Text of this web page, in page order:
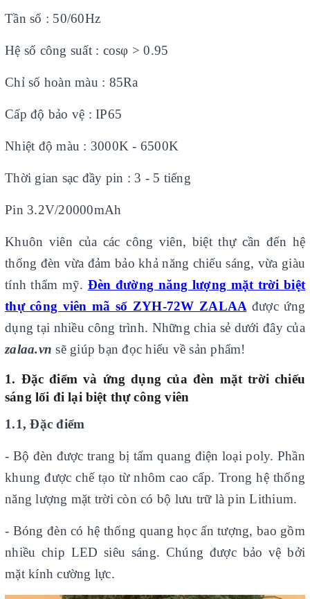
Tần số : 50/60Hz
Hệ số công suất : cosφ > 0.95
Chỉ số hoàn màu : 85Ra
Cấp độ bảo vệ : IP65
Nhiệt độ màu : 3000K - 6500K
Thời gian sạc đầy pin : 3 - 5 tiếng
Pin 3.2V/20000mAh
Khuôn viên của các công viên, biệt thự cần đến hệ
thống đèn vừa đảm bảo khả năng chiếu sáng, vừa giàu
tính thẩm mỹ. Đèn đường năng lượng mặt trời biệt
thự công viên mã số ZYH-72W ZALAA được ứng
dụng tại nhiều công trình. Những chia sẻ dưới đây của
zalaa.vn sẽ giúp bạn đọc hiểu về sản phẩm!
1. Đặc điểm và ứng dụng của đèn mặt trời chiếu
sáng lối đi lại biệt thự công viên
1.1, Đặc điểm
- Bộ đèn được trang bị tấm quang điện loại poly. Phần
khung được chế tạo từ nhôm cao cấp. Trong hệ thống
năng lượng mặt trời còn có bộ lưu trữ là pin Lithium.
- Bóng đèn có hệ thống quang học ấn tượng, bao gồm
nhiều chip LED siêu sáng. Chúng được bảo vệ bởi
mặt kính cường lực.